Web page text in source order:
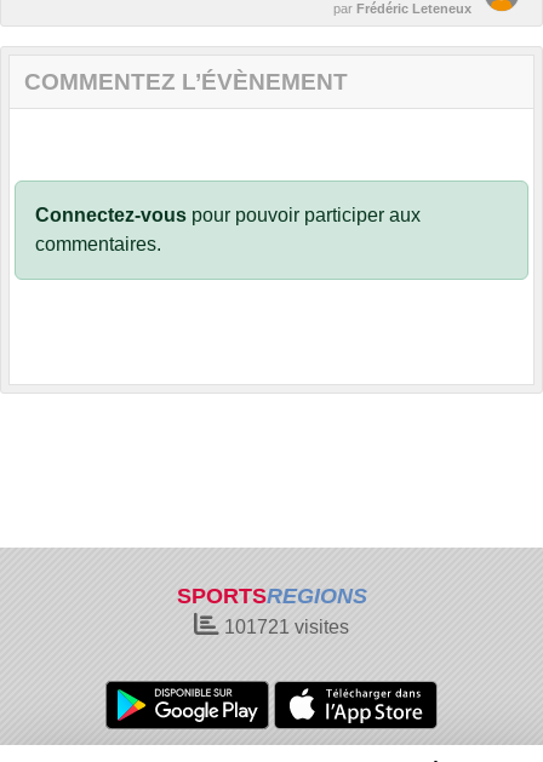
par Frédéric Leteneux
COMMENTEZ L’ÉVÈNEMENT
Connectez-vous pour pouvoir participer aux
commentaires.
SPORTSREGIONS
101721 visites